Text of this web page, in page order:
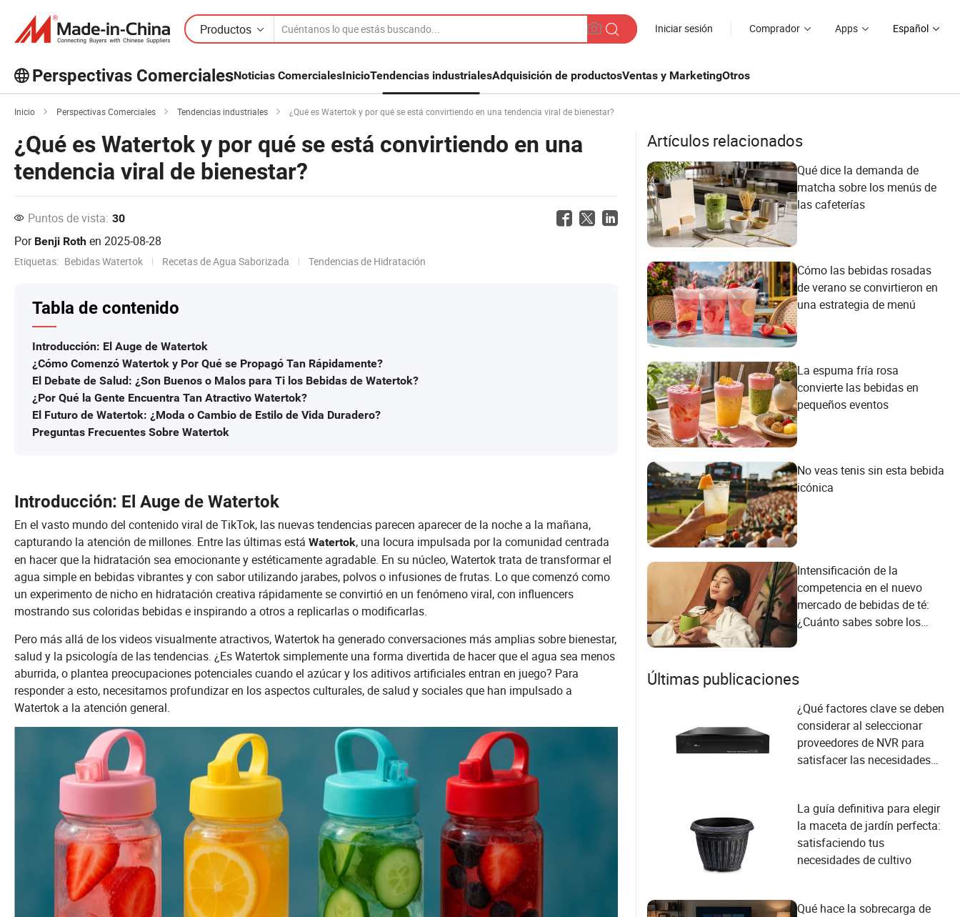
Productos Iniciar sesión Comprador Apps Español
Perspectivas ComercialesNoticias ComercialesInicioTendencias industrialesAdquisición de productosVentas y MarketingOtros
¡Explora más artículos populares en
Ver Más
Inicio Perspectivas Comerciales Tendencias industriales ¿Qué es Watertok y por qué se está convirtiendo en una tendencia viral de bienestar?
¿Qué es Watertok y por qué se está convirtiendo en una
tendencia viral de bienestar?
Puntos de vista: 30
Por Benji Roth en 2025-08-28
Etiquetas: Bebidas Watertok Recetas de Agua Saborizada Tendencias de Hidratación
Tabla de contenido
Introducción: El Auge de Watertok
¿Cómo Comenzó Watertok y Por Qué se Propagó Tan Rápidamente?
El Debate de Salud: ¿Son Buenos o Malos para Ti los Bebidas de Watertok?
¿Por Qué la Gente Encuentra Tan Atractivo Watertok?
El Futuro de Watertok: ¿Moda o Cambio de Estilo de Vida Duradero?
Preguntas Frecuentes Sobre Watertok
Introducción: El Auge de Watertok
En el vasto mundo del contenido viral de TikTok, las nuevas tendencias parecen aparecer de la noche a la mañana,
capturando la atención de millones. Entre las últimas está Watertok, una locura impulsada por la comunidad centrada
en hacer que la hidratación sea emocionante y estéticamente agradable. En su núcleo, Watertok trata de transformar el
agua simple en bebidas vibrantes y con sabor utilizando jarabes, polvos o infusiones de frutas. Lo que comenzó como
un experimento de nicho en hidratación creativa rápidamente se convirtió en un fenómeno viral, con influencers
mostrando sus coloridas bebidas e inspirando a otros a replicarlas o modificarlas.
Pero más allá de los videos visualmente atractivos, Watertok ha generado conversaciones más amplias sobre bienestar,
salud y la psicología de las tendencias. ¿Es Watertok simplemente una forma divertida de hacer que el agua sea menos
aburrida, o plantea preocupaciones potenciales cuando el azúcar y los aditivos artificiales entran en juego? Para
responder a esto, necesitamos profundizar en los aspectos culturales, de salud y sociales que han impulsado a
Watertok a la atención general.
Artículos relacionados
Qué dice la demanda de
matcha sobre los menús de
las cafeterías
Cómo las bebidas rosadas
de verano se convirtieron en
una estrategia de menú
La espuma fría rosa
convierte las bebidas en
pequeños eventos
No veas tenis sin esta bebida
icónica
Intensificación de la
competencia en el nuevo
mercado de bebidas de té:
¿Cuánto sabes sobre los
Últimas publicaciones
¿Qué factores clave se deben
considerar al seleccionar
proveedores de NVR para
satisfacer las necesidades
La guía definitiva para elegir
la maceta de jardín perfecta:
satisfaciendo tus
necesidades de cultivo
Qué hace la sobrecarga de